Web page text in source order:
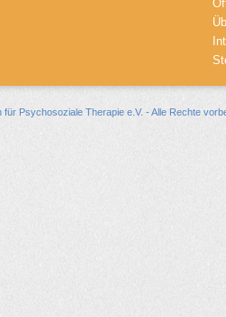
Psychosoziale Therapie e.V. - Alle Rechte